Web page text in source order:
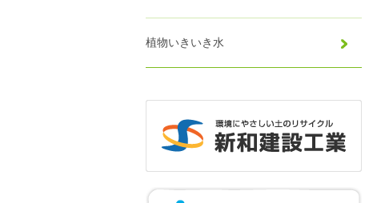
植物いきいき水